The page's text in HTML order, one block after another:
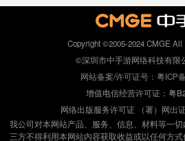
Copyright ©2005-2024 CMGE All
©深圳市中手游网络科技有限
网站备案/许可证号：粤ICP
增值电信经营许可证：粤
网络出版服务许可证 （署）网出
我公司对本网站产品、服务、信息、材料等一
三方不得利用本网站内容获取收益或以任何方